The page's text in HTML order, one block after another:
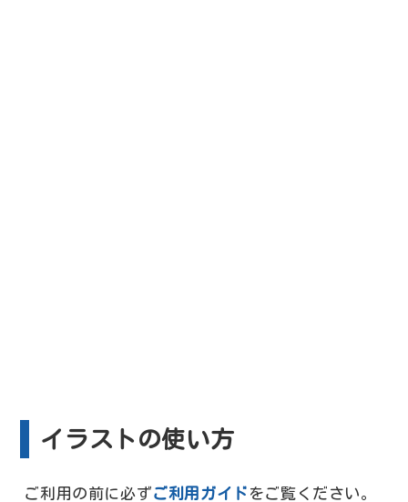
イラストの使い方
ご利用の前に必ずご利用ガイド をご覧ください。